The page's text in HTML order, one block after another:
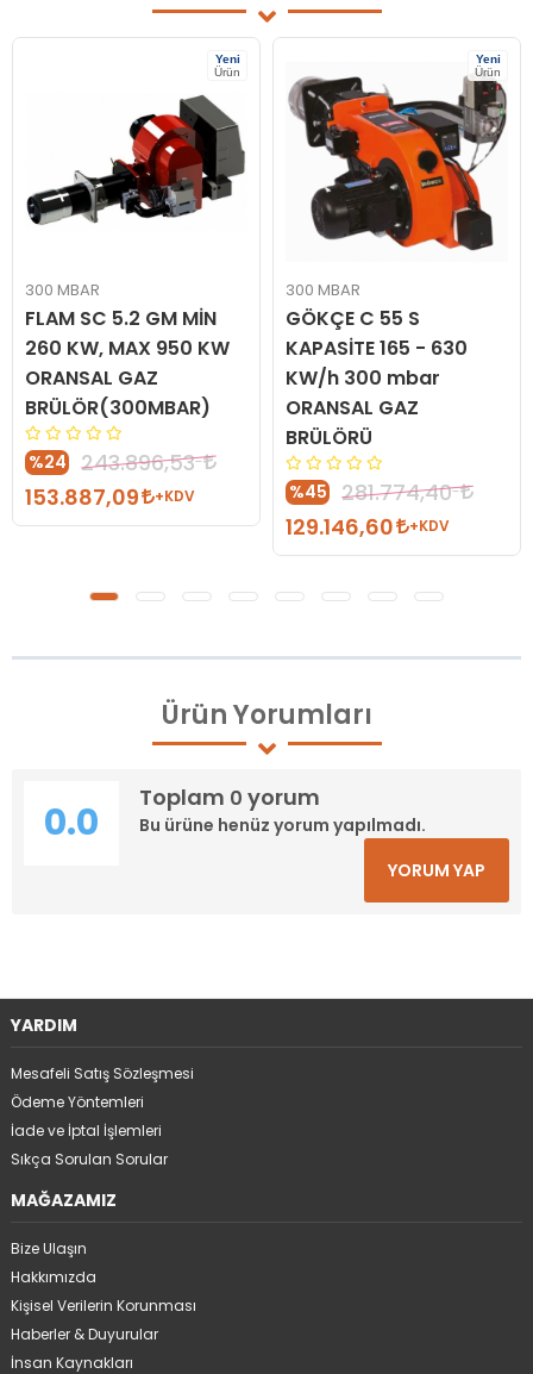
Yeni
Ürün
300 MBAR
FLAM SC 5.2 GM MİN
260 KW, MAX 950 KW
ORANSAL GAZ
BRÜLÖR(300MBAR)
%24
243.896,53
153.887,09
+KDV
Yeni
Ürün
300 MBAR
GÖKÇE C 55 S
KAPASİTE 165 - 630
KW/h 300 mbar
ORANSAL GAZ
BRÜLÖRÜ
%45
281.774,40
129.146,60
+KDV
ÜrünYorumları
Toplam 0 yorum
Bu ürüne henüz yorum yapılmadı.
0.0
YORUM YAP
YARDIM
Mesafeli Satış Sözleşmesi
Ödeme Yöntemleri
İade ve İptal İşlemleri
Sıkça Sorulan Sorular
MAĞAZAMIZ
Bize Ulaşın
Hakkımızda
Kişisel Verilerin Korunması
Haberler & Duyurular
İnsan Kaynakları